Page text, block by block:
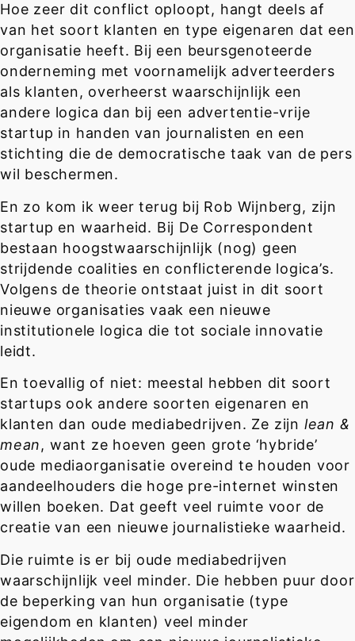
Hoe zeer dit conflict oploopt, hangt deels af
van het soort klanten en type eigenaren dat een
organisatie heeft. Bij een beursgenoteerde
onderneming met voornamelijk adverteerders
als klanten, overheerst waarschijnlijk een
andere logica dan bij een advertentie-vrije
startup in handen van journalisten en een
stichting die de democratische taak van de pers
wil beschermen.
En zo kom ik weer terug bij Rob Wijnberg, zijn
startup en waarheid. Bij De Correspondent
bestaan hoogstwaarschijnlijk (nog) geen
strijdende coalities en conflicterende logica’s.
Volgens de theorie ontstaat juist in dit soort
nieuwe organisaties vaak een nieuwe
institutionele logica die tot sociale innovatie
leidt.
En toevallig of niet: meestal hebben dit soort
startups ook andere soorten eigenaren en
klanten dan oude mediabedrijven. Ze zijn lean &
mean, want ze hoeven geen grote ‘hybride’
oude mediaorganisatie overeind te houden voor
aandeelhouders die hoge pre-internet winsten
willen boeken. Dat geeft veel ruimte voor de
creatie van een nieuwe journalistieke waarheid.
Die ruimte is er bij oude mediabedrijven
waarschijnlijk veel minder. Die hebben puur door
de beperking van hun organisatie (type
eigendom en klanten) veel minder